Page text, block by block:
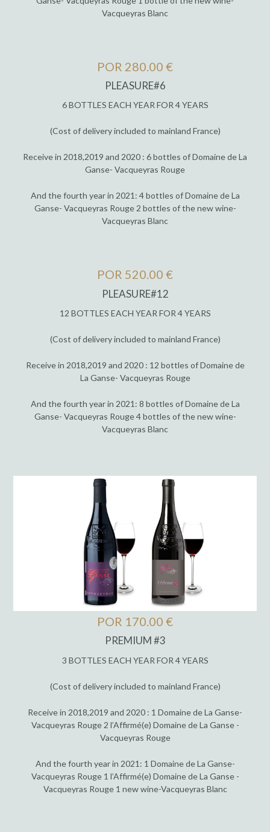
Vacqueyras Blanc
POR 280.00 €
PLEASURE#6
6 BOTTLES EACH YEAR FOR 4 YEARS
(Cost of delivery included to mainland France)
Receive in 2018,2019 and 2020 : 6 bottles of Domaine de La
Ganse- Vacqueyras Rouge
And the fourth year in 2021: 4 bottles of Domaine de La
Ganse- Vacqueyras Rouge 2 bottles of the new wine-
Vacqueyras Blanc
POR 520.00 €
PLEASURE#12
12 BOTTLES EACH YEAR FOR 4 YEARS
(Cost of delivery included to mainland France)
Receive in 2018,2019 and 2020 : 12 bottles of Domaine de
La Ganse- Vacqueyras Rouge
And the fourth year in 2021: 8 bottles of Domaine de La
Ganse- Vacqueyras Rouge 4 bottles of the new wine-
Vacqueyras Blanc
POR 170.00 €
PREMIUM #3
3 BOTTLES EACH YEAR FOR 4 YEARS
(Cost of delivery included to mainland France)
Receive in 2018,2019 and 2020 : 1 Domaine de La Ganse-
Vacqueyras Rouge 2 l’Affirmé(e) Domaine de La Ganse -
Vacqueyras Rouge
And the fourth year in 2021: 1 Domaine de La Ganse-
Vacqueyras Rouge 1 l’Affirmé(e) Domaine de La Ganse -
Vacqueyras Rouge 1 new wine-Vacqueyras Blanc